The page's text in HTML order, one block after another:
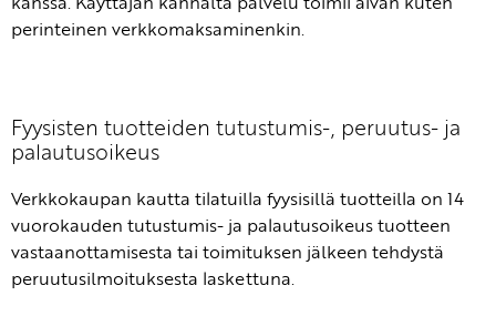
perinteinen verkkomaksaminenkin.
Fyysisten tuotteiden tutustumis-, peruutus- ja
palautusoikeus
Verkkokaupan kautta tilatuilla fyysisillä tuotteilla on 14
vuorokauden tutustumis- ja palautusoikeus tuotteen
vastaanottamisesta tai toimituksen jälkeen tehdystä
peruutusilmoituksesta laskettuna.